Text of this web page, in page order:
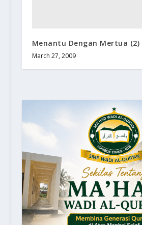
Menantu Dengan Mertua (2)
March 27, 2009